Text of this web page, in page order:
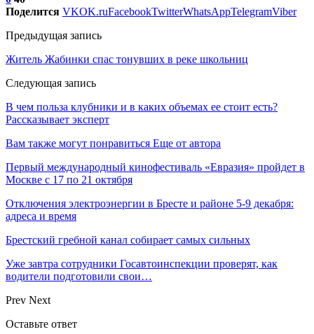
Поделится VKOK.ruFacebookTwitterWhatsAppTelegramViber
Предыдущая запись
Житель Жабинки спас тонувших в реке школьниц
Следующая запись
В чем польза клубники и в каких объемах ее стоит есть?
Рассказывает эксперт
Вам также могут понравиться Еще от автора
Первый международный кинофестиваль «Евразия» пройдет в
Москве с 17 по 21 октября
Отключения электроэнергии в Бресте и районе 5-9 декабря:
адреса и время
Брестский гребной канал собирает самых сильных
Уже завтра сотрудники Госавтоинспекции проверят, как
водители подготовили свои…
Prev Next
Оставьте ответ